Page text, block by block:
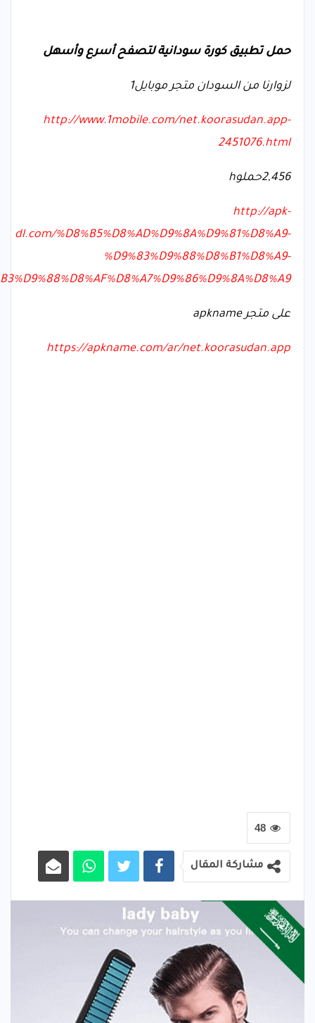
حمل تطبيق كورة سودانية لتصفح أسرع وأسهل
لزوارنا من السودان متجر موبايل1
http://www.1mobile.com/net.koorasudan.app-
2451076.html
2,456حملوh
http://apk-
dl.com/%D8%B5%D8%AD%D9%8A%D9%81%D8%A9-
%D9%83%D9%88%D8%B1%D8%A9-
على متجرapkname
https://apkname.com/ar/net.koorasudan.app
48
مشاركة المقال